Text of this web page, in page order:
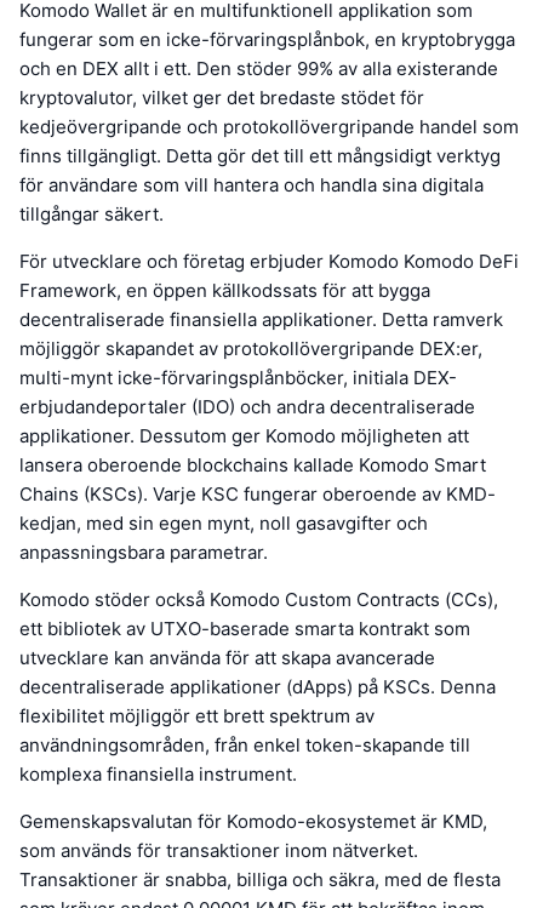
Komodo Wallet är en multifunktionell applikation som
fungerar som en icke-förvaringsplånbok, en kryptobrygga
och en DEX allt i ett. Den stöder 99% av alla existerande
kryptovalutor, vilket ger det bredaste stödet för
kedjeövergripande och protokollövergripande handel som
finns tillgängligt. Detta gör det till ett mångsidigt verktyg
för användare som vill hantera och handla sina digitala
tillgångar säkert.
För utvecklare och företag erbjuder Komodo Komodo DeFi
Framework, en öppen källkodssats för att bygga
decentraliserade finansiella applikationer. Detta ramverk
möjliggör skapandet av protokollövergripande DEX:er,
multi-mynt icke-förvaringsplånböcker, initiala DEX-
erbjudandeportaler (IDO) och andra decentraliserade
applikationer. Dessutom ger Komodo möjligheten att
lansera oberoende blockchains kallade Komodo Smart
Chains (KSCs). Varje KSC fungerar oberoende av KMD-
kedjan, med sin egen mynt, noll gasavgifter och
anpassningsbara parametrar.
Komodo stöder också Komodo Custom Contracts (CCs),
ett bibliotek av UTXO-baserade smarta kontrakt som
utvecklare kan använda för att skapa avancerade
decentraliserade applikationer (dApps) på KSCs. Denna
flexibilitet möjliggör ett brett spektrum av
användningsområden, från enkel token-skapande till
komplexa finansiella instrument.
Gemenskapsvalutan för Komodo-ekosystemet är KMD,
som används för transaktioner inom nätverket.
Transaktioner är snabba, billiga och säkra, med de flesta